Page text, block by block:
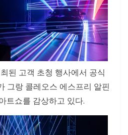
된 고객 초청 행사에서 공식
그랑 콜레오스 에스프리 알핀
트쇼를 감상하고 있다.